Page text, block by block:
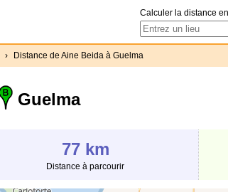
Calculer la distance
› Distance de Aine Beida à Guelma
Guelma
77 km
Distance à parcourir